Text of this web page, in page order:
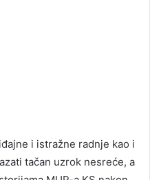
i istražne radnje kao i
tačan uzrok nesreće, a